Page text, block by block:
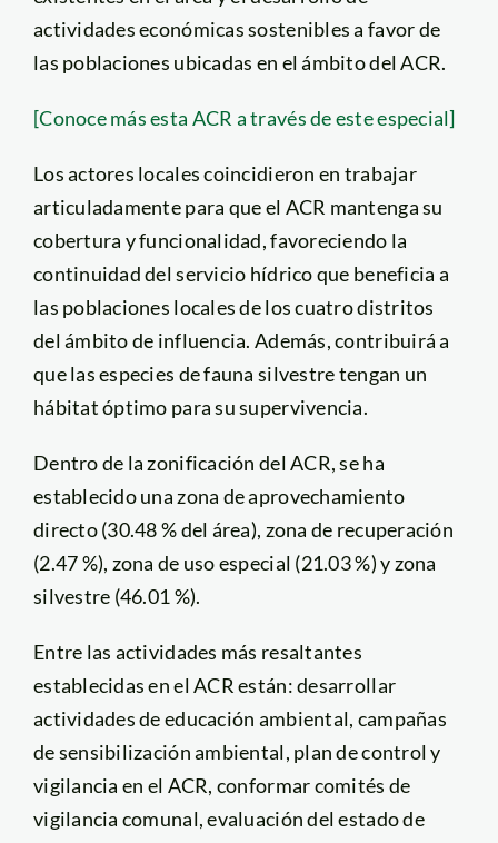
actividades económicas sostenibles a favor de
las poblaciones ubicadas en el ámbito del ACR.
[Conoce más esta ACR a través de este especial]
Los actores locales coincidieron en trabajar
articuladamente para que el ACR mantenga su
cobertura y funcionalidad, favoreciendo la
continuidad del servicio hídrico que beneficia a
las poblaciones locales de los cuatro distritos
del ámbito de influencia. Además, contribuirá a
que las especies de fauna silvestre tengan un
hábitat óptimo para su supervivencia.
Dentro de la zonificación del ACR, se ha
establecido una zona de aprovechamiento
directo (30.48 % del área), zona de recuperación
(2.47 %), zona de uso especial (21.03 %) y zona
silvestre (46.01 %).
Entre las actividades más resaltantes
establecidas en el ACR están: desarrollar
actividades de educación ambiental, campañas
de sensibilización ambiental, plan de control y
vigilancia en el ACR, conformar comités de
vigilancia comunal, evaluación del estado de